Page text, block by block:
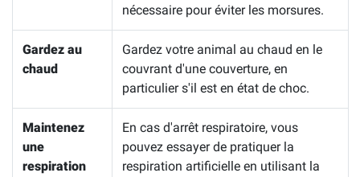
nécessaire pour éviter les morsures.
Gardez au
chaud
Gardez votre animal au chaud en le
couvrant d'une couverture, en
particulier s'il est en état de choc.
Maintenez
une
respiration
En cas d'arrêt respiratoire, vous
pouvez essayer de pratiquer la
respiration artificielle en utilisant la